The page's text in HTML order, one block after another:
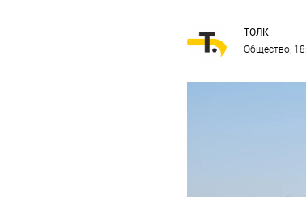
ТОЛК
Общество,